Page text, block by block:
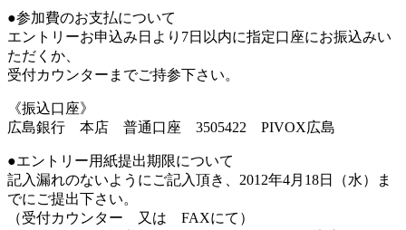
●参加費のお支払について
エントリーお申込み日より7日以内に指定口座にお振込みい
ただくか、
受付カウンターまでご持参下さい。
《振込口座》
広島銀行 本店 普通口座 3505422 PIVOX広島
●エントリー用紙提出期限について
記入漏れのないようにご記入頂き、2012年4月18日（水）ま
でにご提出下さい。
（受付カウンター 又は FAXにて）